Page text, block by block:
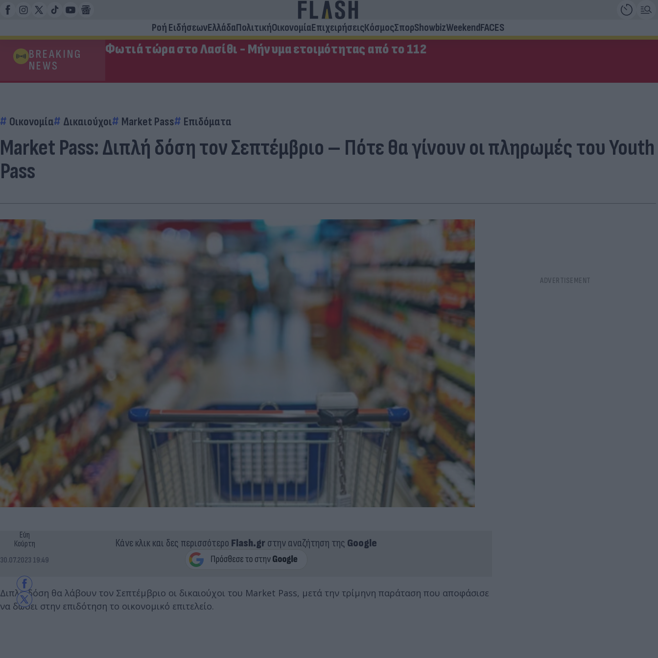
Ροή ΕιδήσεωνΕλλάδαΠολιτικήΟικονομίαΕπιχειρήσειςΚόσμοςΣπορShowbizWeekendFACES
BREAKING
NEWS
Φωτιά τώρα στο Λασίθι - Μήνυμα ετοιμότητας από το 112
Οικονομία Δικαιούχοι Market Pass Επιδόματα
Market Pass: Διπλή δόση τον Σεπτέμβριο – Πότε θα γίνουν οι πληρωμές του Youth
Pass
Εύη
Κούρτη
30.07.2023 19:49
Κάνε κλικ και δες περισσότερο Flash.grστην αναζήτηση της Google
Διπλή δόση θα λάβουν τον Σεπτέμβριο οι δικαιούχοι του Market Pass, μετά την τρίμηνη παράταση που αποφάσισε
να δώσει στην επιδότηση το οικονομικό επιτελείο.